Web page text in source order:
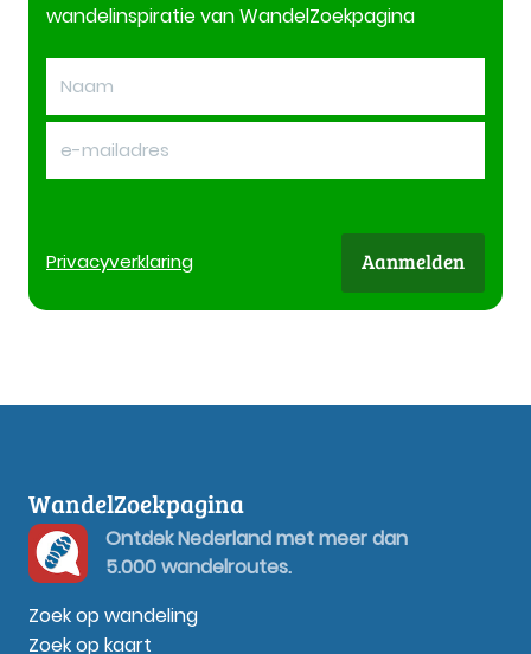
wandelinspiratie van WandelZoekpagina
Privacyverklaring Aanmelden
WandelZoekpagina
Ontdek Nederland met meer dan
5.000 wandelroutes.
Zoek op wandeling
Zoek op kaart